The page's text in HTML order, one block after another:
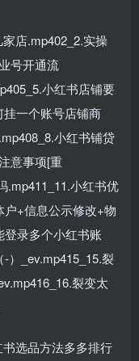
店.mp402_2.实操
号开通流
小红书店铺要
一个账号店铺商
小红书铺贷
意事项[重
.mp411_11.小红书优
+信息公示修改+物
录多个小红书账
）_ev.mp415_15.裂
裂变太
选品方法多多排行